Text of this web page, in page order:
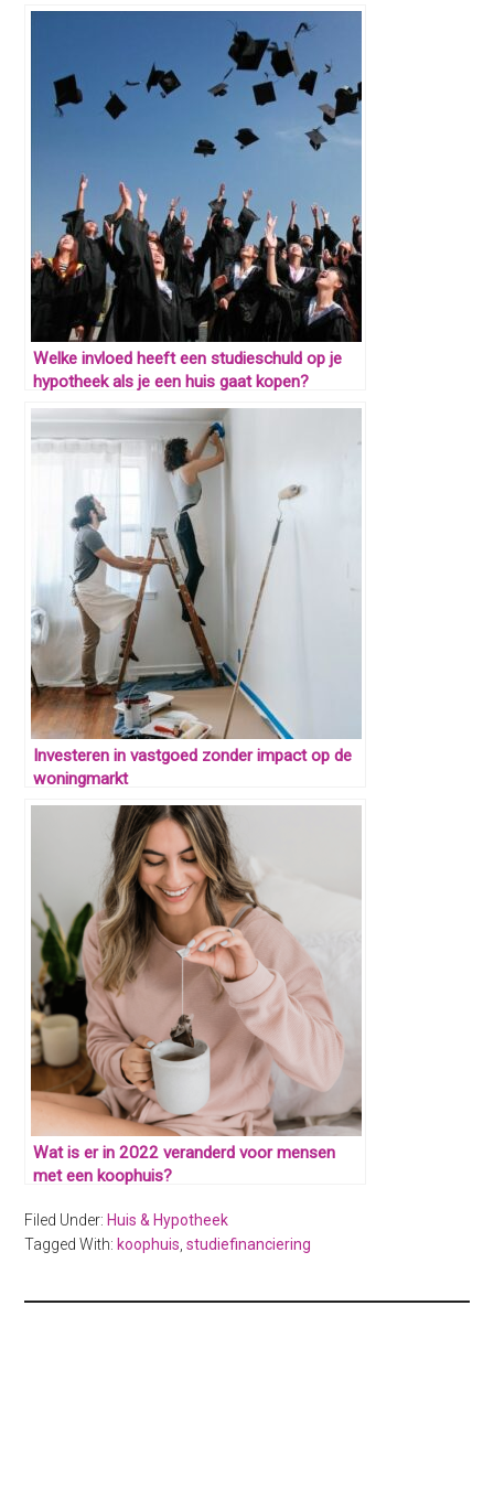
Welke invloed heeft een studieschuld op je
hypotheek als je een huis gaat kopen?
Investeren in vastgoed zonder impact op de
woningmarkt
Wat is er in 2022 veranderd voor mensen
met een koophuis?
Filed Under: Huis & Hypotheek
Tagged With: koophuis ,studiefinanciering